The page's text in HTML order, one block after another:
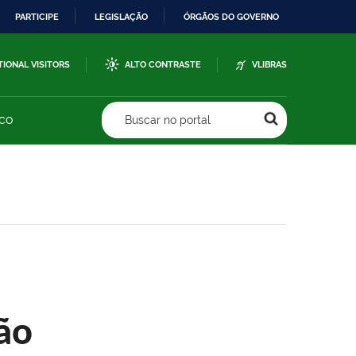
PARTICIPE LEGISLAÇÃO ÓRGÃOS DO GOVERNO
VISITORS ALTO CONTRASTE VLIBRAS
Buscar no portal